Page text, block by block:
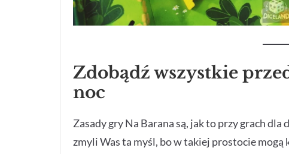
Zdobądź wszystkie
noc
Zasady gry Na Barana są, jak to przy grach
zmyli Was ta myśl, bo w takiej prostocie mogą